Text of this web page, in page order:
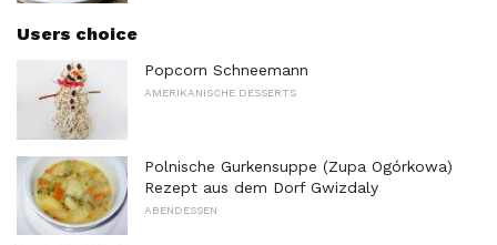
Users choice
Popcorn Schneemann
AMERIKANISCHE DESSERTS
Polnische Gurkensuppe (Zupa Ogórkowa)
Rezept aus dem Dorf Gwizdaly
ABENDESSEN